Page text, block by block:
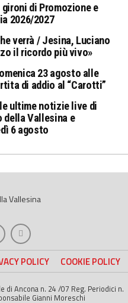
di Promozione e
2026/2027
verrà / Jesina, Luciano
il ricordo più vivo»
23 agosto alle
di addio al “Carotti”
ultime notizie live di
della Vallesina e
6 agosto
POLICY COOKIE POLICY
di Ancona n. 24 /07 Reg. Periodici n.
Gianni Moreschi